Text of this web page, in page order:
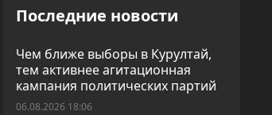
Последние новости
Чем ближе выборы в Курултай,
тем активнее агитационная
кампания политических партий
06.08.2026 18:06